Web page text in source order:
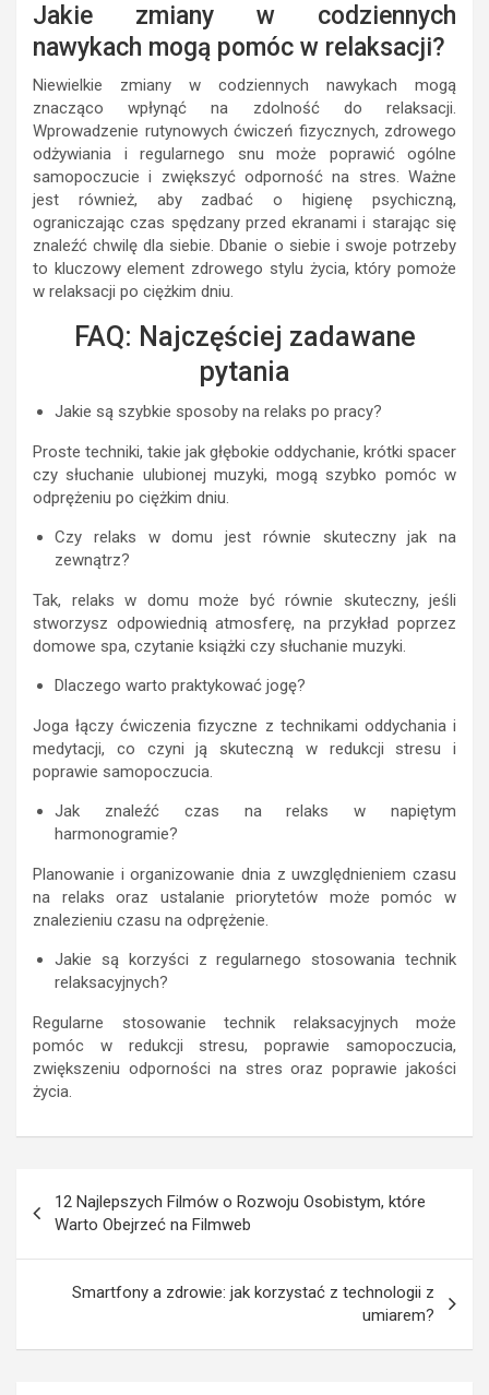
Jakie zmiany w codziennych
nawykach mogą pomóc w relaksacji?
Niewielkie zmiany w codziennych nawykach mogą
znacząco wpłynąć na zdolność do relaksacji.
Wprowadzenie rutynowych ćwiczeń fizycznych, zdrowego
odżywiania i regularnego snu może poprawić ogólne
samopoczucie i zwiększyć odporność na stres. Ważne
jest również, aby zadbać o higienę psychiczną,
ograniczając czas spędzany przed ekranami i starając się
znaleźć chwilę dla siebie. Dbanie o siebie i swoje potrzeby
to kluczowy element zdrowego stylu życia, który pomoże
w relaksacji po ciężkim dniu.
FAQ: Najczęściej zadawane
pytania
Jakie są szybkie sposoby na relaks po pracy?
Proste techniki, takie jak głębokie oddychanie, krótki spacer
czy słuchanie ulubionej muzyki, mogą szybko pomóc w
odprężeniu po ciężkim dniu.
Czy relaks w domu jest równie skuteczny jak na
zewnątrz?
Tak, relaks w domu może być równie skuteczny, jeśli
stworzysz odpowiednią atmosferę, na przykład poprzez
domowe spa, czytanie książki czy słuchanie muzyki.
Dlaczego warto praktykować jogę?
Joga łączy ćwiczenia fizyczne z technikami oddychania i
medytacji, co czyni ją skuteczną w redukcji stresu i
poprawie samopoczucia.
Jak znaleźć czas na relaks w napiętym
harmonogramie?
Planowanie i organizowanie dnia z uwzględnieniem czasu
na relaks oraz ustalanie priorytetów może pomóc w
znalezieniu czasu na odprężenie.
Jakie są korzyści z regularnego stosowania technik
relaksacyjnych?
Regularne stosowanie technik relaksacyjnych może
pomóc w redukcji stresu, poprawie samopoczucia,
zwiększeniu odporności na stres oraz poprawie jakości
życia.
wpisu
12 Najlepszych Filmów o Rozwoju Osobistym, które
Warto Obejrzeć na Filmweb
Smartfony a zdrowie: jak korzystać z technologii z
umiarem?